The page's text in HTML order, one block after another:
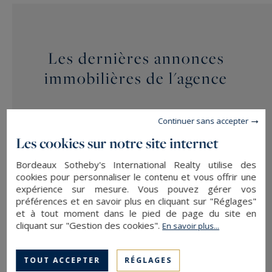
Les dernières annonces
immobilières de l'agence
Les cookies sur notre site internet
Bordeaux Sotheby's International Realty utilise des
cookies pour personnaliser le contenu et vous offrir une
expérience sur mesure. Vous pouvez gérer vos
préférences et en savoir plus en cliquant sur "Réglages"
et à tout moment dans le pied de page du site en
cliquant sur "Gestion des cookies".En savoir plus...
TOUT ACCEPTER RÉGLAGES
Continuer sans accepter